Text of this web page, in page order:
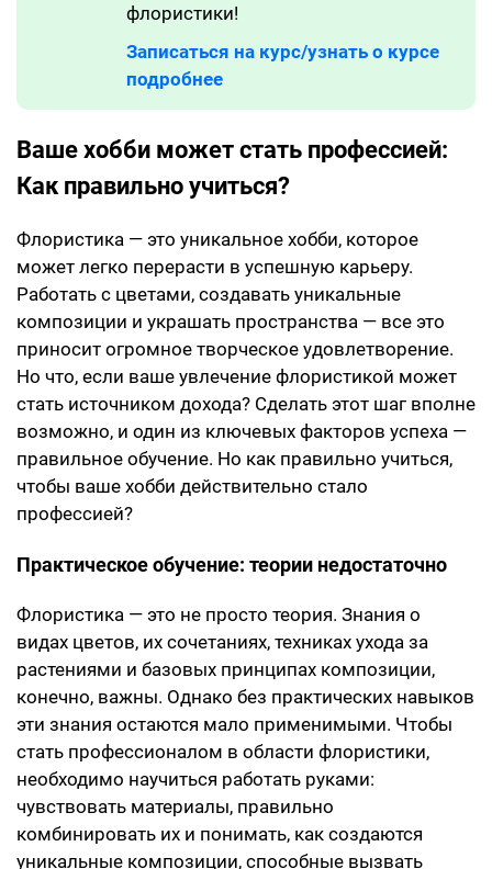
флористики!
Записаться на курс/узнать о курсе
подробнее
Ваше хобби может стать профессией:
Как правильно учиться?
Флористика — это уникальное хобби, которое
может легко перерасти в успешную карьеру.
Работать с цветами, создавать уникальные
композиции и украшать пространства — все это
приносит огромное творческое удовлетворение.
Но что, если ваше увлечение флористикой может
стать источником дохода? Сделать этот шаг вполне
возможно, и один из ключевых факторов успеха —
правильное обучение. Но как правильно учиться,
чтобы ваше хобби действительно стало
профессией?
Практическое обучение: теории недостаточно
Флористика — это не просто теория. Знания о
видах цветов, их сочетаниях, техниках ухода за
растениями и базовых принципах композиции,
конечно, важны. Однако без практических навыков
эти знания остаются мало применимыми. Чтобы
стать профессионалом в области флористики,
необходимо научиться работать руками:
чувствовать материалы, правильно
комбинировать их и понимать, как создаются
уникальные композиции, способные вызвать